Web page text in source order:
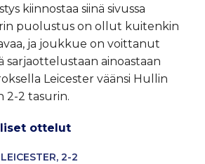
kiinnostaa siinä sivussa
puolustus on ollut kuitenkin
ja joukkue on voittanut
sarjaottelustaan ainoastaan
Leicester väänsi Hullin
2-2 tasurin.
ottelut
2-2